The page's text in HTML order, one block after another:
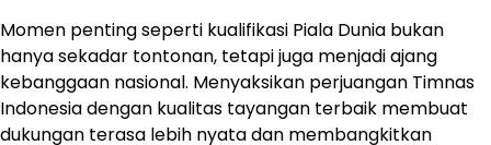
Momen penting seperti kualifikasi Piala Dunia bukan
hanya sekadar tontonan, tetapi juga menjadi ajang
kebanggaan nasional. Menyaksikan perjuangan Timnas
Indonesia dengan kualitas tayangan terbaik membuat
dukungan terasa lebih nyata dan membangkitkan